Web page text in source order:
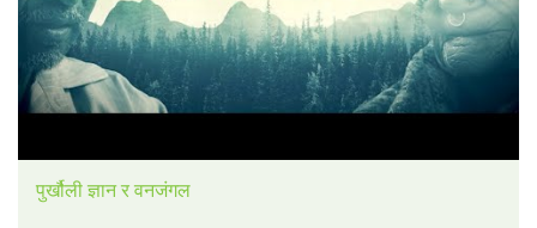
पुर्खौली ज्ञान र वनजंगल